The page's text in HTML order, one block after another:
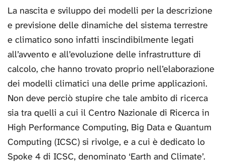
La nascita e sviluppo dei modelli per la descrizione
e previsione delle dinamiche del sistema terrestre
e climatico sono infatti inscindibilmente legati
all’avvento e all’evoluzione delle infrastrutture di
calcolo, che hanno trovato proprio nell’elaborazione
dei modelli climatici una delle prime applicazioni.
Non deve perciò stupire che tale ambito di ricerca
sia tra quelli a cui il Centro Nazionale di Ricerca in
High Performance Computing, Big Data e Quantum
Computing (ICSC) si rivolge, e a cui è dedicato lo
Spoke 4 di ICSC, denominato ‘Earth and Climate’.